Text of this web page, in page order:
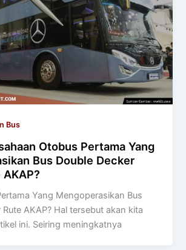
Bus
Otobus Pertama Yang
Bus Double Decker
Yang Mengoperasikan Bus
Rute AKAP? Hal tersebut akan kita
ini. Seiring meningkatnya